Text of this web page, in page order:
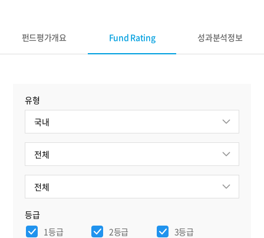
펀드평가개요 Fund Rating 성과분석정보
유형
등급
1등급
2등급
3등급